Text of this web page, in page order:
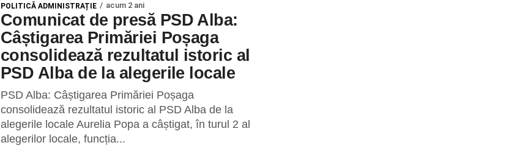
POLITICĂ ADMINISTRAȚIE acum 2 ani
Comunicat de presă PSD Alba:
Câștigarea Primăriei Poșaga
consolidează rezultatul istoric al
PSD Alba de la alegerile locale
PSD Alba: Câștigarea Primăriei Poșaga
consolidează rezultatul istoric al PSD Alba de la
alegerile locale Aurelia Popa a câștigat, în turul 2 al
alegerilor locale, funcția...